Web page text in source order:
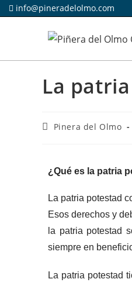
info@pineradelolmo.com
La
Pinera del Olmo
¿Qué es la patria
La patria potestad
Esos derechos y
la patria potestad
siempre en
La patria potestad